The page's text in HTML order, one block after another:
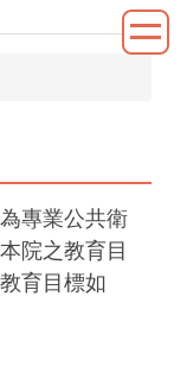
專業公共衛
院之教育目
育目標如